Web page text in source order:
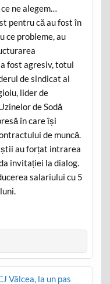
ne alegem…
pentru că au fost în
ce probleme, au
fost agresiv, totul
de sindicat al
lider de
de Sodă
în care își
de muncă.
au forțat intrarea
invitației la dialog.
salariului cu 5
Vâlcea, la un pas